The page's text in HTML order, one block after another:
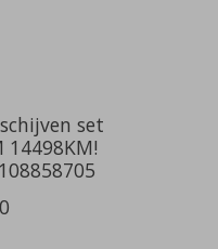
set
14498KM!